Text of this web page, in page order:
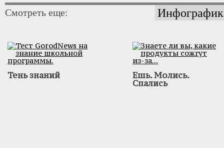
Смотреть еще:
Тень знаний Ешь. Молись.
Спались